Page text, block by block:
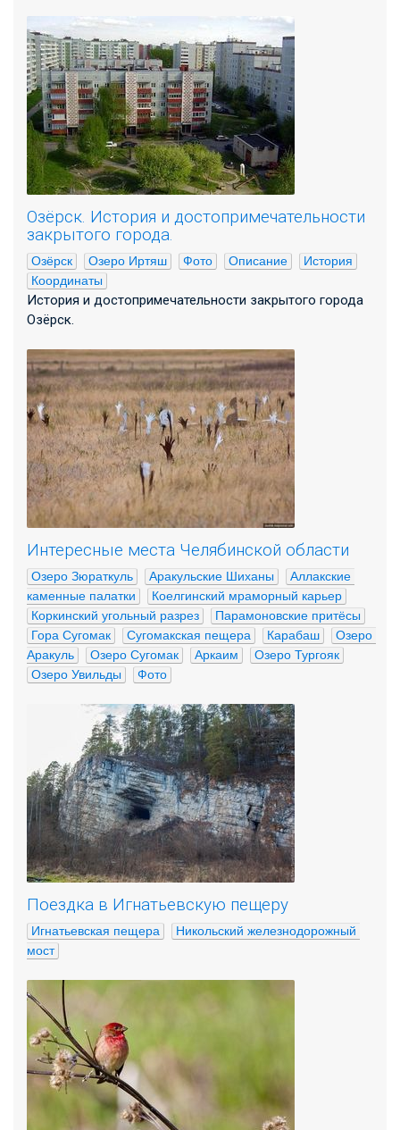
Озёрск. История и достопримечательности
закрытого города.
Озёрск Озеро Иртяш Фото Описание
История
Координаты
История и достопримечательности закрытого города
Озёрск.
Интересные места Челябинской области
Озеро Зюраткуль Аракульские Шиханы
Аллакские
каменные палатки
Коелгинский мраморный карьер
Коркинский угольный разрез
Парамоновские притёсы
Гора Сугомак
Сугомакская пещера Карабаш
Озеро
Аракуль
Озеро Сугомак Аркаим
Озеро Тургояк
Озеро Увильды
Фото
Поездка в Игнатьевскую пещеру
Игнатьевская пещера
Никольский железнодорожный
мост